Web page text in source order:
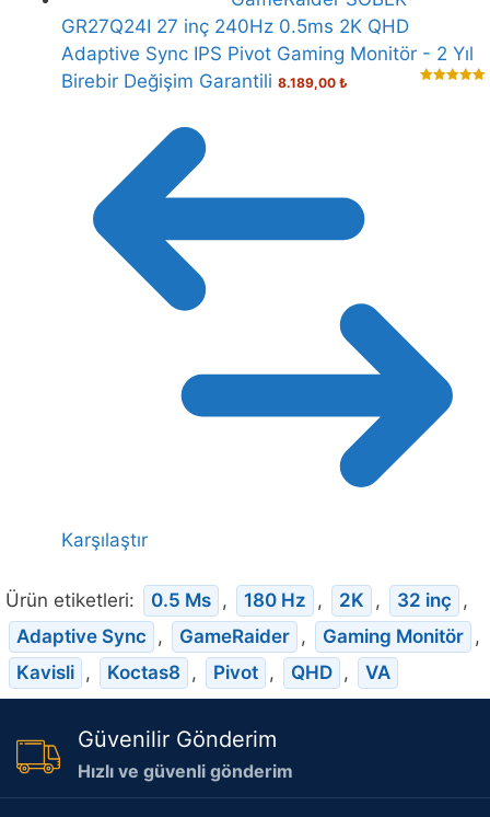
GR27Q24I 27 inç 240Hz 0.5ms 2K QHD
Adaptive Sync IPS Pivot Gaming Monitör - 2 Yıl
Birebir Değişim Garantili 8.189,00 ₺
Karşılaştır
Ürün etiketleri: 0.5 Ms , 180 Hz , 2K , 32 inç
,
Adaptive Sync
, GameRaider , Gaming Monitör ,
Kavisli , Koctas8 , Pivot , QHD , VA
Güvenilir Gönderim
Hızlı ve güvenli gönderim